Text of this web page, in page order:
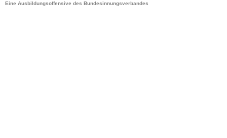
Eine Ausbildungsoffensive des Bundesinnungsverbandes